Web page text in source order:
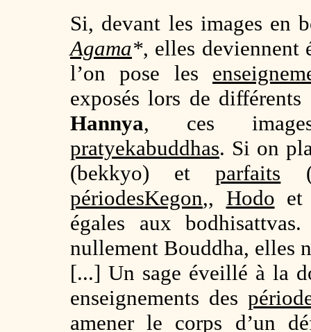
Si, devant les images en
Agama*, elles deviennent
l’on pose les
exposés lors de différents
Hannya, ces
pratyekabuddhas. Si on
(bekkyo) etparfaits
périodesKegon,, Hodo
égales aux
nullement Bouddha, elles
[...] Un sage éveillé à la
enseignements des
amener le corps d’un